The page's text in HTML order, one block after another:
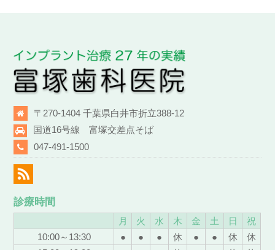
〒270-1404 千葉県白井市折立388-12
国道16号線 富塚交差点そば
047-491-1500
診療時間
月 火 水 木 金 土 日
祝
10:00～13:30
● ● ● 休 ● ● 休
休